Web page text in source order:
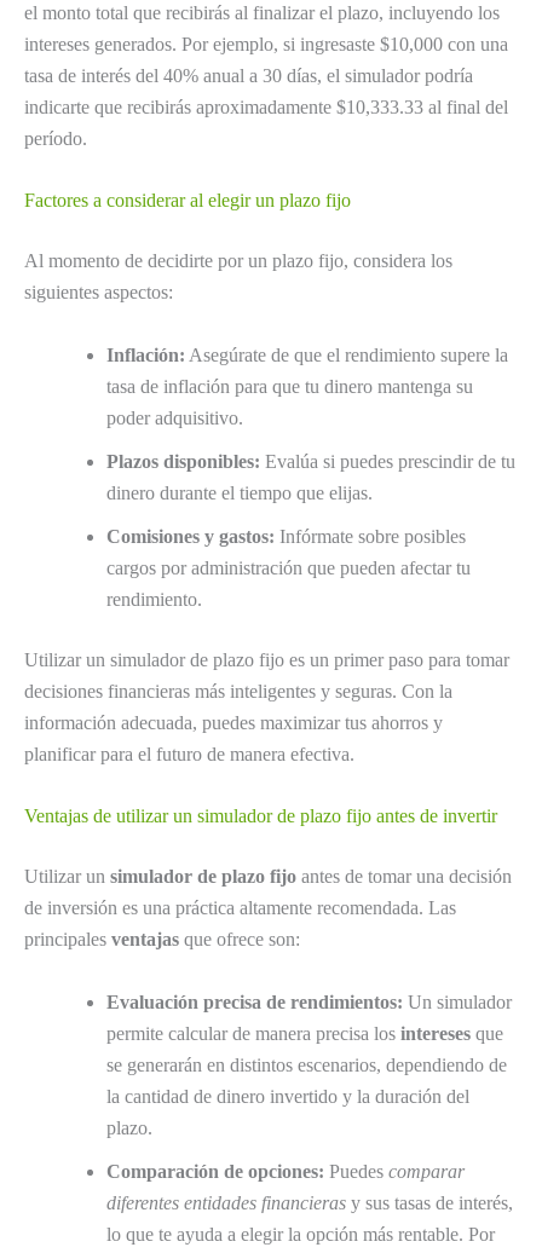
el monto total que recibirás al finalizar el plazo, incluyendo los
intereses generados. Por ejemplo, si ingresaste $10,000 con una
tasa de interés del 40% anual a 30 días, el simulador podría
indicarte que recibirás aproximadamente $10,333.33 al final del
período.
Factores a considerar al elegir un plazo fijo
Al momento de decidirte por un plazo fijo, considera los
siguientes aspectos:
Inflación: Asegúrate de que el rendimiento supere la
tasa de inflación para que tu dinero mantenga su
poder adquisitivo.
Plazos disponibles: Evalúa si puedes prescindir de tu
dinero durante el tiempo que elijas.
Comisiones y gastos: Infórmate sobre posibles
cargos por administración que pueden afectar tu
rendimiento.
Utilizar un simulador de plazo fijo es un primer paso para tomar
decisiones financieras más inteligentes y seguras. Con la
información adecuada, puedes maximizar tus ahorros y
planificar para el futuro de manera efectiva.
Ventajas de utilizar un simulador de plazo fijo antes de invertir
Utilizar un simulador de plazo fijo antes de tomar una decisión
de inversión es una práctica altamente recomendada. Las
principales ventajas que ofrece son:
Evaluación precisa de rendimientos: Un simulador
permite calcular de manera precisa los intereses que
se generarán en distintos escenarios, dependiendo de
la cantidad de dinero invertido y la duración del
plazo.
Comparación de opciones: Puedes comparar
diferentes entidades financieras y sus tasas de interés,
lo que te ayuda a elegir la opción más rentable. Por